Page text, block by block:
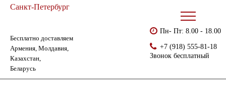
Санкт-Петербург
Бесплатно доставляем
Армения, Молдавия,
Казахстан,
Беларусь
Пн- Пт: 8.00 - 18.00
+7 (918) 555-81-18
Звонок бесплатный
Каталог
Перчатки хб люкс с ПВХ 7,5 класс, белые, L, 10/200